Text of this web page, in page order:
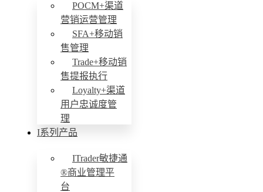
POCM+渠道
营销运营管理
SFA+移动销
售管理
Trade+移动销
售提报执行
Loyalty+渠道
用户忠诚度管
理
I系列产品
ITrader敏捷通
®商业管理平
台